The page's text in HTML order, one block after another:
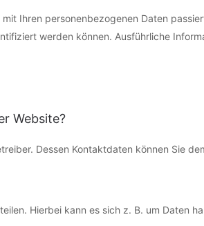
Ihren personenbezogenen Daten
werden können. Ausführliche
Website?
Dessen Kontaktdaten können Sie
Hierbei kann es sich z. B. um Daten